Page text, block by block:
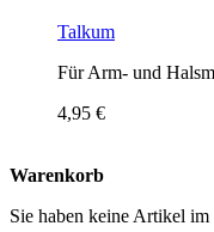
Talkum
Für Arm- und
4,95 €
Warenkorb
Sie haben keine Artikel im